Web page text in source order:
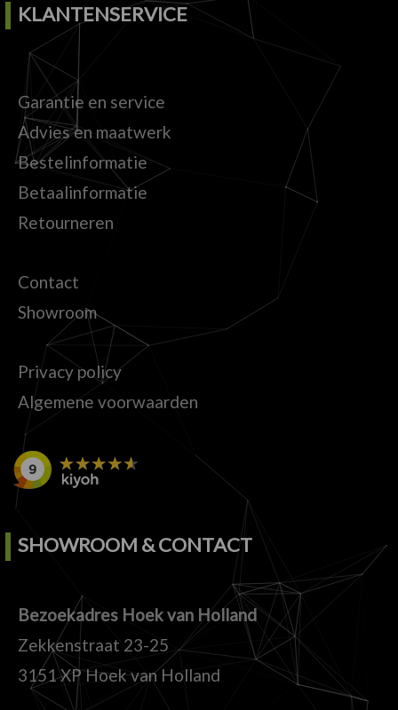
KLANTENSERVICE
Garantie en service
Advies en maatwerk
Bestelinformatie
Betaalinformatie
Retourneren
Contact
Showroom
Privacy policy
Algemene voorwaarden
SHOWROOM & CONTACT
Bezoekadres Hoek van Holland
Zekkenstraat 23-25
3151 XP Hoek van Holland